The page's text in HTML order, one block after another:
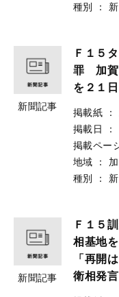
種別
：
新聞記事
Ｆ１５
罪 加賀
を２１
掲載紙 ：
掲載日
：
掲載ペー
地域
：
種別
：
新聞記事
Ｆ１５
相基地
「再開
衛相発